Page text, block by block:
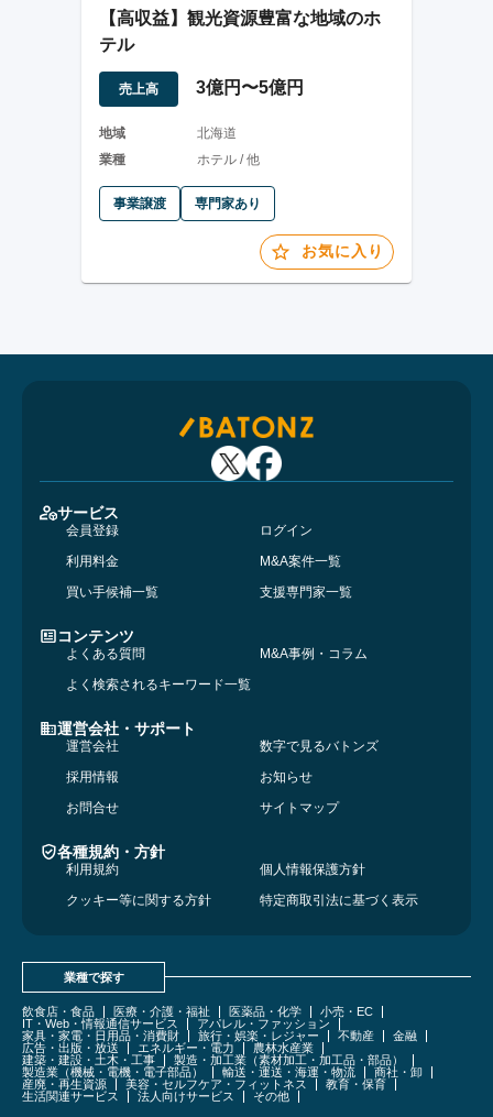
【高収益】観光資源豊富な地域のホ
テル
売上高 3億円〜5億円
地域
北海道
業種
ホテル / 他
事業譲渡 専門家あり
お気に入り
サービス
会員登録
ログイン
利用料金
M&A案件一覧
買い手候補一覧
支援専門家一覧
コンテンツ
よくある質問
M&A事例・コラム
よく検索されるキーワード一覧
運営会社・サポート
運営会社
数字で見るバトンズ
採用情報
お知らせ
お問合せ
サイトマップ
各種規約・方針
利用規約
個人情報保護方針
クッキー等に関する方針
特定商取引法に基づく表示
業種で探す
飲食店・食品 医療・介護・福祉 医薬品・化学
小売・EC
IT・Web・情報通信サービス
アパレル・ファッション
家具・家電・日用品・消費財
旅行・娯楽・レジャー 不動産
金融
広告・出版・放送
エネルギー・電力
農林水産業
建築・建設・土木・工事
製造・加工業（素材加工・加工品・部品）
製造業（機械・電機・電子部品）
輸送・運送・海運・物流
商社・卸
産廃・再生資源
美容・セルフケア・フィットネス
教育・保育
生活関連サービス
法人向けサービス その他